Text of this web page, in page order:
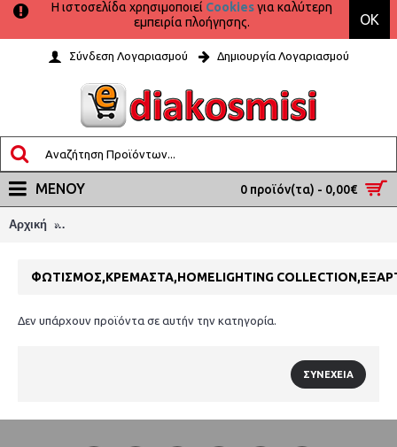
Η ιστοσελίδα χρησιμοποιεί Cookiesγια καλύτερη
εμπειρία πλοήγησης.
OK
Σύνδεση Λογαριασμού Δημιουργία Λογαριασμού
0 προϊόν(τα) - 0,00€
ΜΕΝΟΎ
Αρχική
ΦΩΤΙΣΜΟΣ,ΚΡΕΜΑΣΤΑ,HOMELIGHTING
Δεν υπάρχουν προϊόντα σε αυτήν την κατηγορία.
ΣΥΝΈΧΕΙΑ